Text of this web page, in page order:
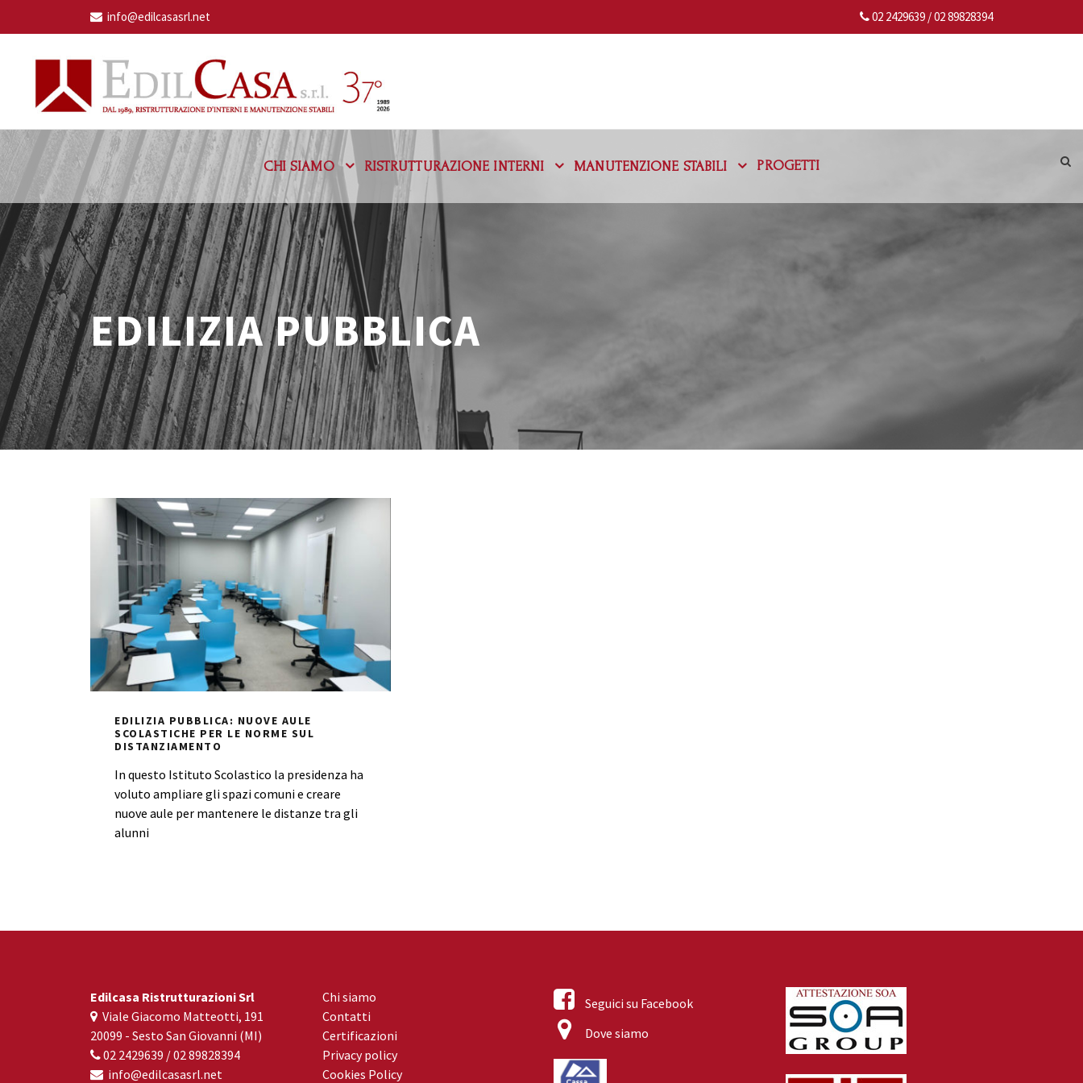
info@edilcasasrl.net 02 2429639 /02 89828394
CHI SIAMO RISTRUTTURAZIONE INTERNI MANUTENZIONE STABILI PROGETTI
EDILIZIA PUBBLICA
EDILIZIA PUBBLICA: NUOVE AULE
SCOLASTICHE PER LE NORME SUL
DISTANZIAMENTO
In questo Istituto Scolastico la presidenza ha
voluto ampliare gli spazi comuni e creare
nuove aule per mantenere le distanze tra gli
alunni
Edilcasa Ristrutturazioni Srl
Viale Giacomo Matteotti, 191
20099 - Sesto San Giovanni (MI)
02 2429639 /02 89828394
info@edilcasasrl.net
Chi siamo
Contatti
Certificazioni
Privacy policy
Cookies Policy
Seguici su Facebook
Dove siamo